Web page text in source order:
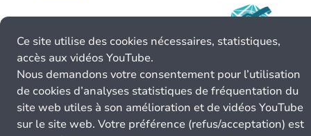
Ce site utilise des cookies nécessaires, statistiques,
accès aux vidéos YouTube.
Nous demandons votre consentement pour l’utilisation
de cookies d’analyses statistiques de fréquentation du
site web utiles à son amélioration et de vidéos YouTube
sur le site web. Votre préférence (refus/acceptation) est